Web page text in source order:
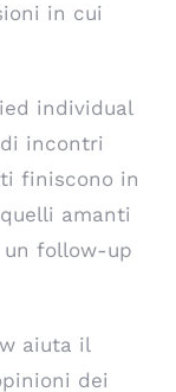
in cui
individual
incontri
finiscono in
amanti
follow-up
aiuta il
dei